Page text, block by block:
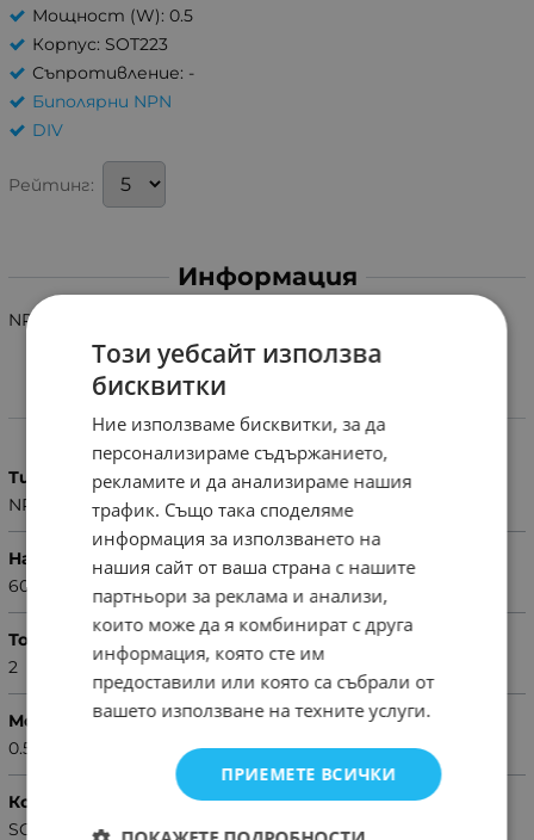
Мощност (W): 0.5
Корпус: SOT223
Съпротивление: -
Биполярни NPN
DIV
Рейтинг:
Информация
NPN 60V 2A 0.5W 210MHZ SMD DT
Характеристики
Тип
NPN
Напрежение (V)
60
Ток (A)
2
Мощност (W)
0.5
Корпус
SOT223
Този уебсайт използва
бисквитки
Ние използваме бисквитки, за да
персонализираме съдържанието,
рекламите и да анализираме нашия
трафик. Също така споделяме
информация за използването на
нашия сайт от ваша страна с нашите
партньори за реклама и анализи,
които може да я комбинират с друга
информация, която сте им
предоставили или която са събрали от
вашето използване на техните услуги.
ПРИЕМЕТЕ ВСИЧКИ